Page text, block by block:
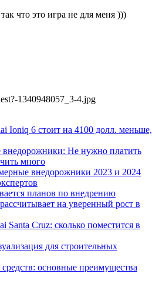
что это игра не для меня )))
Ioniq 6 стоит на 4100 долл. меньше,
Не нужно платить
много
внедорожники 2023 и 2024
планов по внедрению
на уверенный рост в
Santa Cruz: сколько поместится в
для строительных
основные преимущества